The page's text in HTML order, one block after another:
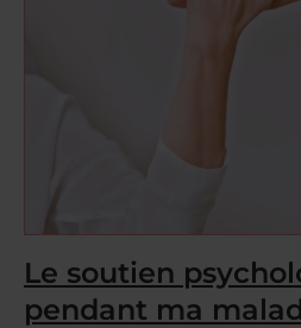
Le soutien
pendant ma